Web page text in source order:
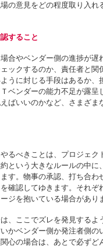
の意見をどの程度取り入
すること
合やベンダー側の進捗が
ックするのか、責任者と
うに封じる手段はあるか
ベンダーの能力不足が露
ばいいのかなど、さまざ
るべきことは、プロジェ
という大きなルールの中
す。物事の承認、打ち合
確認してゆきます。それ
ジを抱いている場合があり
、ここでズレを発見する
かベンダー側か発注者側
心の場合は、あとで必ず